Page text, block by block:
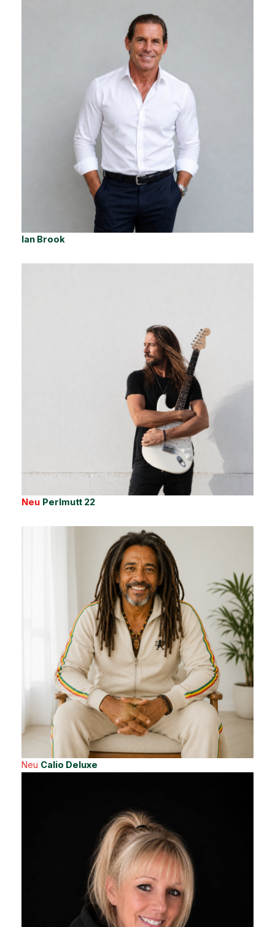
Ian Brook
Neu Perlmutt 22
Neu Calio Deluxe